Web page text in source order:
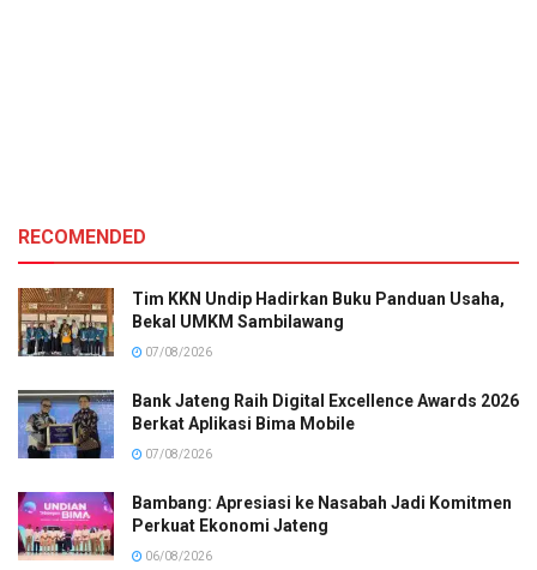
RECOMENDED
Tim KKN Undip Hadirkan Buku Panduan Usaha,
Bekal UMKM Sambilawang
07/08/2026
Bank Jateng Raih Digital Excellence Awards 2026
Berkat Aplikasi Bima Mobile
07/08/2026
Bambang: Apresiasi ke Nasabah Jadi Komitmen
Perkuat Ekonomi Jateng
06/08/2026